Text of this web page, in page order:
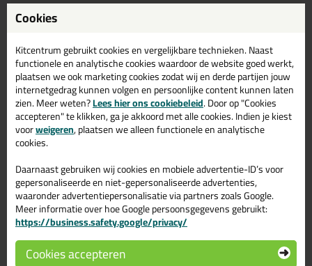
Reviewtitel *
Je ervaring
Beoordeling
Zou jij dit product aanbevelen bij anderen?
ja
nee
Cookies
Kitcentrum gebruikt cookies en vergelijkbare technieken. Naast
functionele en analytische cookies waardoor de website goed werkt,
plaatsen we ook marketing cookies zodat wij en derde partijen jouw
internetgedrag kunnen volgen en persoonlijke content kunnen laten
zien. Meer weten?Lees hier ons cookiebeleid. Door op "Cookies
accepteren" te klikken, ga je akkoord met alle cookies. Indien je kiest
voorweigeren, plaatsen we alleen functionele en analytische
cookies.
Daarnaast gebruiken wij cookies en mobiele advertentie-ID’s voor
gepersonaliseerde en niet-gepersonaliseerde advertenties,
waaronder advertentiepersonalisatie via partners zoals Google.
Meer informatie over hoe Google persoonsgegevens gebruikt:
https://business.safety.google/privacy/
Cookies accepteren